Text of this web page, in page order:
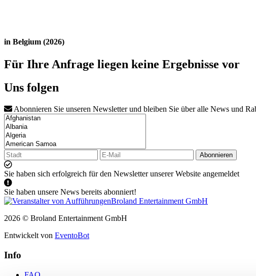
in Belgium (2026)
Für Ihre Anfrage liegen keine Ergebnisse vor
Uns folgen
Abonnieren Sie unseren Newsletter und bleiben Sie über alle News und
Abonnieren
Sie haben sich erfolgreich für den Newsletter unserer Website angemeldet
Sie haben unsere News bereits abonniert!
2026 © Broland Entertainment GmbH
Entwickelt von EventoBot
Info